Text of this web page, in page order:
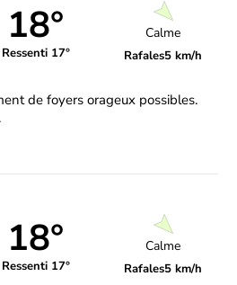
18°
Ressenti 17°
Calme
Rafales5 km/h
de foyers orageux possibles.
18°
Ressenti 17°
Calme
Rafales5 km/h